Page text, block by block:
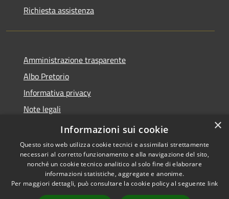
Richiesta assistenza
Amministrazione trasparente
Albo Pretorio
Informativa privacy
Note legali
Dichiarazione di accessibilità
Accessibilità
Copyright © 2026 • Comune di
Lurago d'Erba • Powered by
×
Informazioni sui cookie
Questo sito web utilizza cookie tecnici e assimilati strettamente
necessari al corretto funzionamento e alla navigazione del sito,
nonché un cookie tecnico analitico al solo fine di elaborare
informazioni statistiche, aggregate e anonime.
Per maggiori dettagli, può consultare la cookie policy al seguente link